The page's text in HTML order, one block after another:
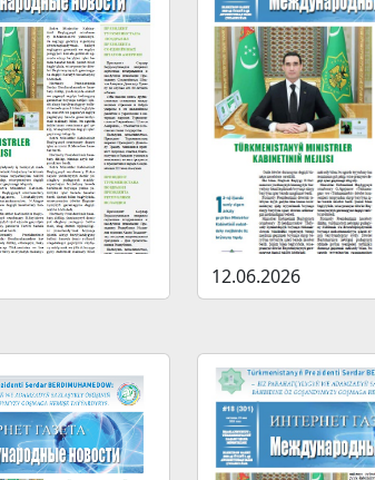
12.06.2026